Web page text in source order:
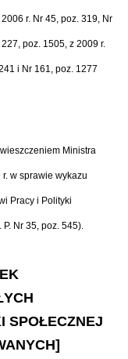
r. Nr 45, poz. 319, Nr
poz. 1505, z 2009 r.
i Nr 161, poz. 1277
Ministra
w sprawie wykazu
Pracy i Polityki
Nr 35, poz. 545).
SPOŁECZNEJ